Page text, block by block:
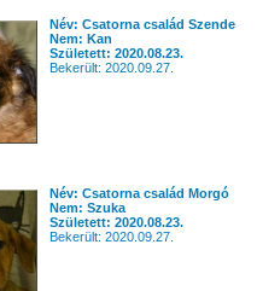
Név: Csatorna család Szende
Nem: Kan
Született: 2020.08.23.
Bekerült: 2020.09.27.
Név: Csatorna család Morgó
Nem: Szuka
Született: 2020.08.23.
Bekerült: 2020.09.27.